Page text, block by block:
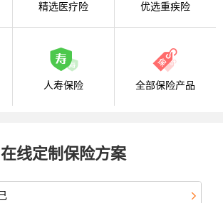
精选医疗险 优选重疾险
人寿保险 全部保险产品
在线定制保险方案